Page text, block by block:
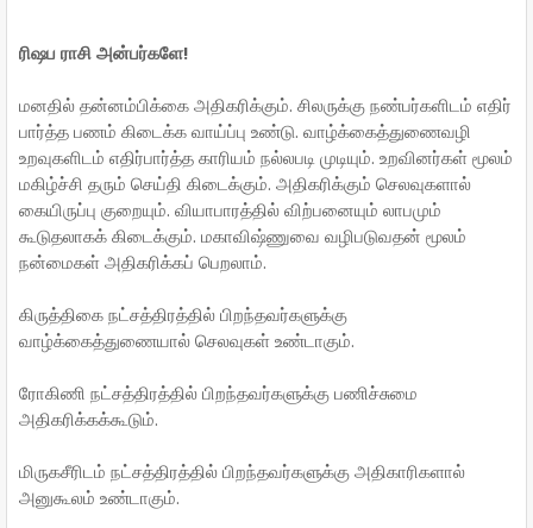
ரிஷப ராசி அன்பர்களே!
மனதில் தன்னம்பிக்கை அதிகரிக்கும். சிலருக்கு நண்பர்களிடம் எதிர்
பார்த்த பணம் கிடைக்க வாய்ப்பு உண்டு. வாழ்க்கைத்துணைவழி
உறவுகளிடம் எதிர்பார்த்த காரியம் நல்லபடி முடியும். உறவினர்கள் மூலம்
மகிழ்ச்சி தரும் செய்தி கிடைக்கும். அதிகரிக்கும் செலவுகளால்
கையிருப்பு குறையும். வியாபாரத்தில் விற்பனையும் லாபமும்
கூடுதலாகக் கிடைக்கும். மகாவிஷ்ணுவை வழிபடுவதன் மூலம்
நன்மைகள் அதிகரிக்கப் பெறலாம்.
கிருத்திகை நட்சத்திரத்தில் பிறந்தவர்களுக்கு
வாழ்க்கைத்துணையால் செலவுகள் உண்டாகும்.
ரோகிணி நட்சத்திரத்தில் பிறந்தவர்களுக்கு பணிச்சுமை
அதிகரிக்கக்கூடும்.
மிருகசீரிடம் நட்சத்திரத்தில் பிறந்தவர்களுக்கு அதிகாரிகளால்
அனுகூலம் உண்டாகும்.